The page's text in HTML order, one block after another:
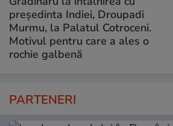
președinta Indiei, Droupadi
Murmu, la Palatul Cotroceni.
Motivul pentru care a ales o
rochie galbenă
PARTENERI